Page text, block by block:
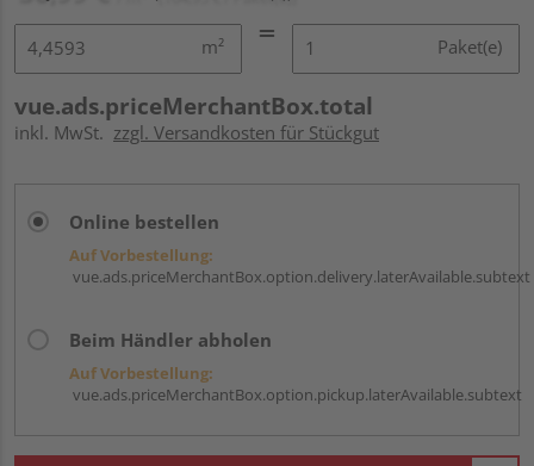
m² Paket(e)
vue.ads.priceMerchantBox.total
inkl. MwSt. zzgl. Versandkosten für Stückgut
Online bestellen
Auf Vorbestellung:
vue.ads.priceMerchantBox.option.delivery.laterAvailable.subtext
Beim Händler abholen
Auf Vorbestellung:
vue.ads.priceMerchantBox.option.pickup.laterAvailable.subtext